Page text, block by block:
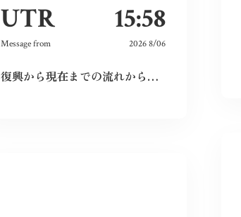
UTR 15:58
Message from 2026 8/06
復興から現在までの流れから、広島という場所の力強さを感じた。